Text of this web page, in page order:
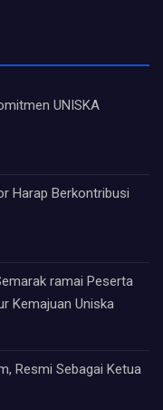
UNISKA
Harap Berkontribusi
ramai Peserta
Kemajuan Uniska
Resmi Sebagai Ketua